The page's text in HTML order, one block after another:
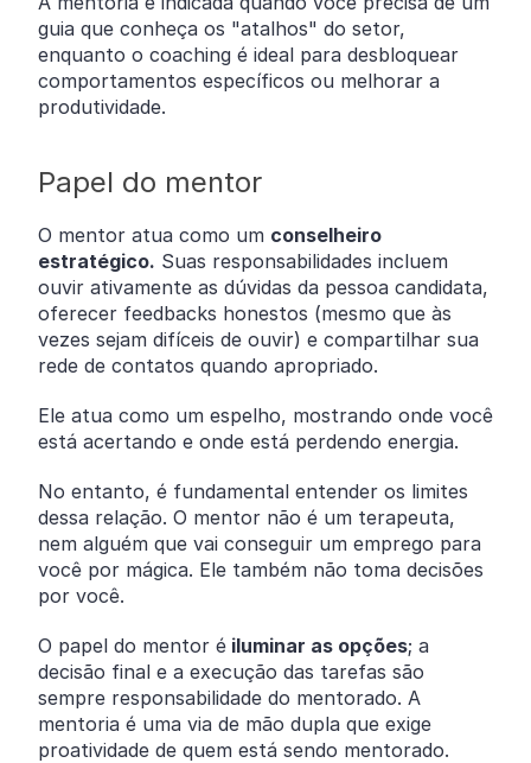
guia que conheça os "atalhos" do setor,
enquanto o coaching é ideal para desbloquear
comportamentos específicos ou melhorar a
produtividade.
Papel do mentor
O mentor atua como um conselheiro
estratégico. Suas responsabilidades incluem
ouvir ativamente as dúvidas da pessoa candidata,
oferecer feedbacks honestos (mesmo que às
vezes sejam difíceis de ouvir) e compartilhar sua
rede de contatos quando apropriado.
Ele atua como um espelho, mostrando onde você
está acertando e onde está perdendo energia.
No entanto, é fundamental entender os limites
dessa relação. O mentor não é um terapeuta,
nem alguém que vai conseguir um emprego para
você por mágica. Ele também não toma decisões
por você.
O papel do mentor é iluminar as opções; a
decisão final e a execução das tarefas são
sempre responsabilidade do mentorado. A
mentoria é uma via de mão dupla que exige
proatividade de quem está sendo mentorado.